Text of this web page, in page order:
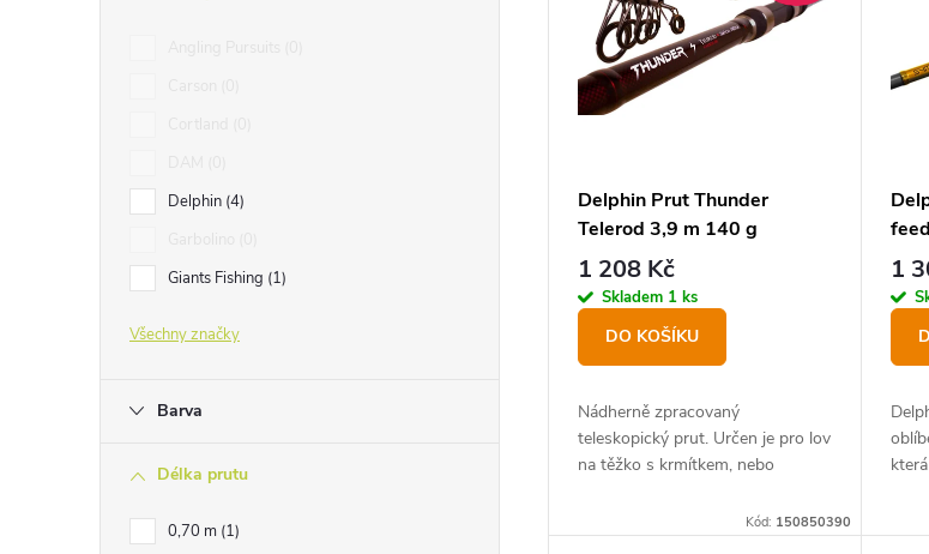
Delphin 4
Giants Fishing 1
Všechny značky
Barva
Délka prutu
0,70 m 1
Delphin Prut Thunder
Telerod 3,9 m 140 g
1 208 Kč
Skladem 1 ks
DO KOŠÍKU
Nádherně zpracovaný
teleskopický prut. Určen je pro lov
na těžko s krmítkem, nebo
TELEROD je postaven na plno-
uhlíkovém blanku.
Kód: 150850390
1